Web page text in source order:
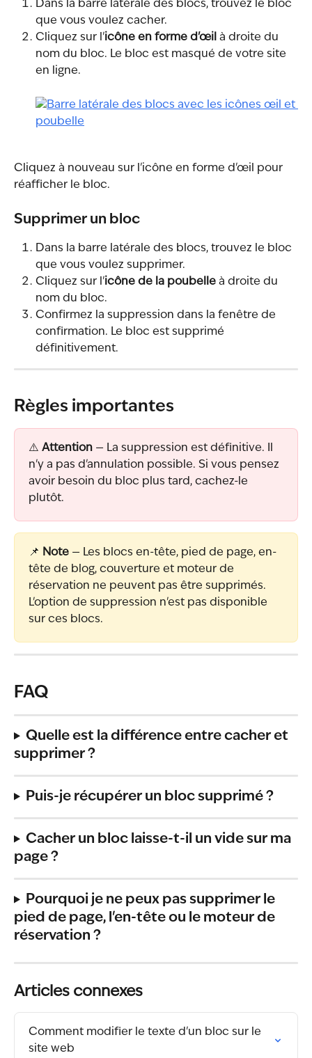
Dans la barre latérale des blocs, trouvez le bloc
que vous voulez cacher.
Cliquez sur l'icône en forme d'œil à droite du
nom du bloc. Le bloc est masqué de votre site
en ligne.
Cliquez à nouveau sur l'icône en forme d'œil pour
réafficher le bloc.
Supprimer un bloc
Dans la barre latérale des blocs, trouvez le bloc
que vous voulez supprimer.
Cliquez sur l'icône de la poubelle à droite du
nom du bloc.
Confirmez la suppression dans la fenêtre de
confirmation. Le bloc est supprimé
définitivement.
Règles importantes
⚠️ Attention — La suppression est définitive. Il
n'y a pas d'annulation possible. Si vous pensez
avoir besoin du bloc plus tard, cachez-le
plutôt.
📌 Note — Les blocs en-tête, pied de page, en-
tête de blog, couverture et moteur de
réservation ne peuvent pas être supprimés.
L'option de suppression n'est pas disponible
sur ces blocs.
FAQ
Quelle est la différence entre cacher et
supprimer ?
Puis-je récupérer un bloc supprimé ?
Cacher un bloc laisse-t-il un vide sur ma
page ?
Pourquoi je ne peux pas supprimer le
pied de page, l'en-tête ou le moteur de
réservation ?
Articles connexes
Comment modifier le texte d'un bloc sur le
site web